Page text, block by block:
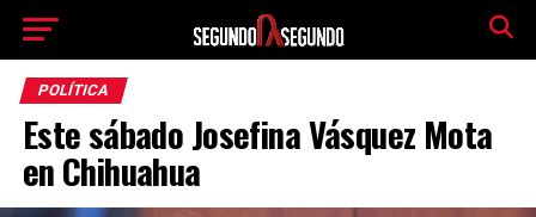
POLÍTICA
Este sábado Josefina Vásquez Mota
en Chihuahua